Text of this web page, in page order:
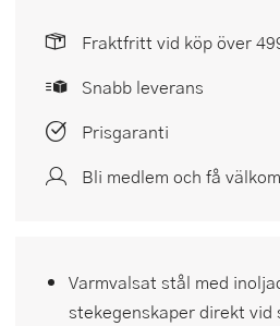
Fraktfritt vid köp över
Snabb leverans
Prisgaranti
Bli medlem och få
Varmvalsat stål med
stekegenskaper direkt vid